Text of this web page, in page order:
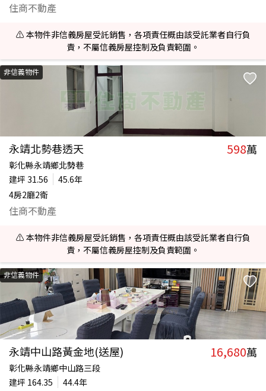
住商不動產
⚠️ 本物件非信義房屋受託銷售，各項責任概由該受託業者自行負
責，不屬信義房屋控制及負責範圍。
非信義物件
永靖北勢巷透天 598萬
彰化縣永靖鄉北勢巷
建坪 31.56
45.6年
4房2廳2衛
住商不動產
⚠️ 本物件非信義房屋受託銷售，各項責任概由該受託業者自行負
責，不屬信義房屋控制及負責範圍。
非信義物件
永靖中山路黃金地(送屋) 16,680萬
彰化縣永靖鄉中山路三段
建坪 164.35
44.4年